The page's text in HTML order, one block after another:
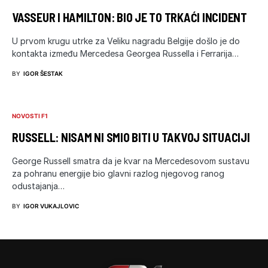
VASSEUR I HAMILTON: BIO JE TO TRKAĆI INCIDENT
U prvom krugu utrke za Veliku nagradu Belgije došlo je do
kontakta između Mercedesa Georgea Russella i Ferrarija…
BY IGOR ŠESTAK
NOVOSTI F1
RUSSELL: NISAM NI SMIO BITI U TAKVOJ SITUACIJI
George Russell smatra da je kvar na Mercedesovom sustavu
za pohranu energije bio glavni razlog njegovog ranog
odustajanja…
BY IGOR VUKAJLOVIC